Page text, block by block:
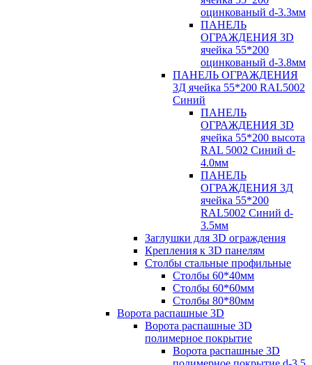
оцинкованый d-3.3мм
ПАНЕЛЬ
ОГРАЖДЕНИЯ 3D
ячейка 55*200
оцинкованый d-3.8мм
ПАНЕЛЬ ОГРАЖДЕНИЯ
3Д ячейка 55*200 RAL5002
Синий
ПАНЕЛЬ
ОГРАЖДЕНИЯ 3D
ячейка 55*200 высота
RAL 5002 Синий d-
4.0мм
ПАНЕЛЬ
ОГРАЖДЕНИЯ 3Д
ячейка 55*200
RAL5002 Синий d-
3.5мм
Заглушки для 3D ограждения
Крепления к 3D панелям
Столбы стальные профильные
Столбы 60*40мм
Столбы 60*60мм
Столбы 80*80мм
Ворота распашные 3D
Ворота распашные 3D
полимерное покрытие
Ворота распашные 3D